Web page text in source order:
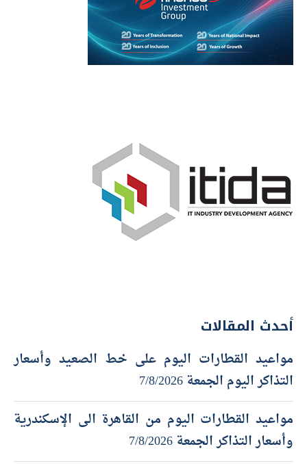
أحدث المقالات
مواعيد القطارات اليوم على خط الصعيد وأسعار
التذاكر اليوم الجمعة 7/8/2026
مواعيد القطارات اليوم من القاهرة الى الإسكندرية
وأسعار التذاكر الجمعة 7/8/2026